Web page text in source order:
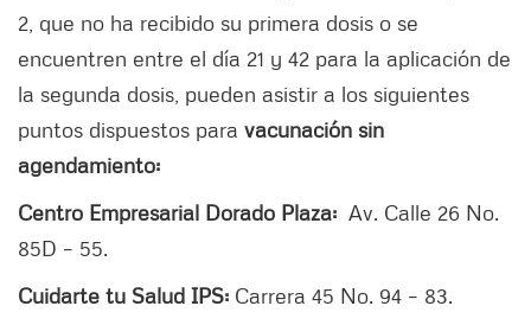
2, que no ha recibido su primera dosis o se
encuentren entre el día 21 y 42 para la aplicación de
la segunda dosis, pueden asistir a los siguientes
puntos dispuestos para vacunación sin
agendamiento:
Centro Empresarial Dorado Plaza: Av. Calle 26 No.
85D – 55.
Cuidarte tu Salud IPS: Carrera 45 No. 94 – 83.